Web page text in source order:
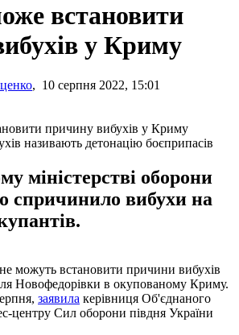
встановити
у Криму
, 10 серпня 2022, 15:01
називають детонацію боєприпасів
міністерстві оборони
спричинило вибухи на
не можуть встановити причини вибухів
Новофедорівки в окупованому Криму.
заявила керівниця Об'єднаного
центру Сил оборони півдня України